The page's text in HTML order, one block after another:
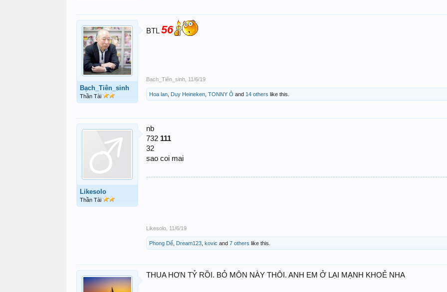
Bạch_Tiên_sinh
Thần Tài
BTL56
Bạch_Tiên_sinh 11/6/19
Hoa lan Duy Heineken TONNY Ô and 14 others like this.
Likesolo
Thần Tài
nb
732 111
32
sao coi mai
Likesolo 11/6/19
Phong Dế Dream123 kovic and 7 others like this.
THUA HƠN TỶ RỒI. BỎ MÔN NÀY THÔI. ANH EM Ở LẠI MẠNH KHOẺ NHA